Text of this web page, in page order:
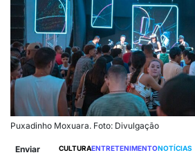
Puxadinho Moxuara. Foto: Divulgação
Enviar CULTURAENTRETENIMENTONOTÍCIAS